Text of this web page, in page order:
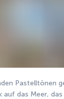
Pastelltönen
das Meer,